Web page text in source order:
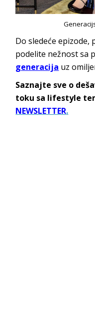
Do sledeće epizode,
podelite nežnost sa
generacija uz
Saznajte sve o
toku sa lifestyle
NEWSLETTER.